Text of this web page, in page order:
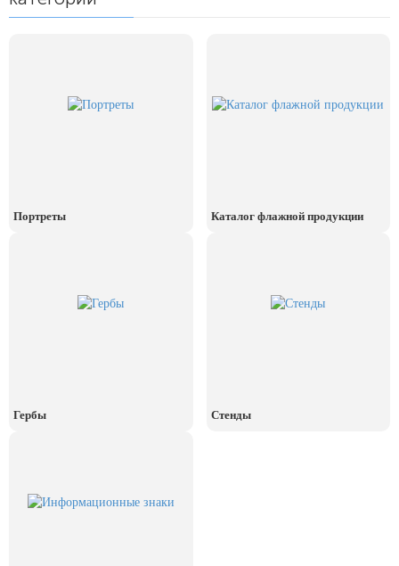
24 мая, День славянской
22 июня, День памяти и скорби
подпольщиков
День рыбака (второе воскресенье
июля)
28 июля, День Крещения Руси
Портреты Каталог флажной продукции
Гербы Стенды